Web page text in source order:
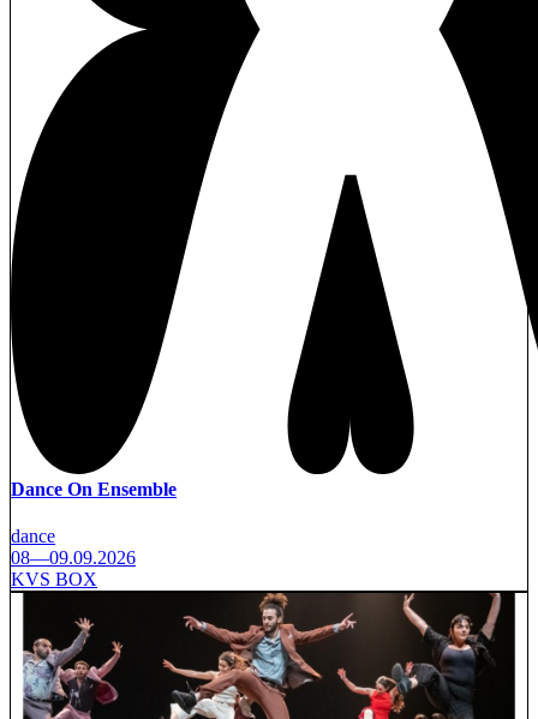
Dance On Ensemble
dance
08—09.09.2026
KVS BOX